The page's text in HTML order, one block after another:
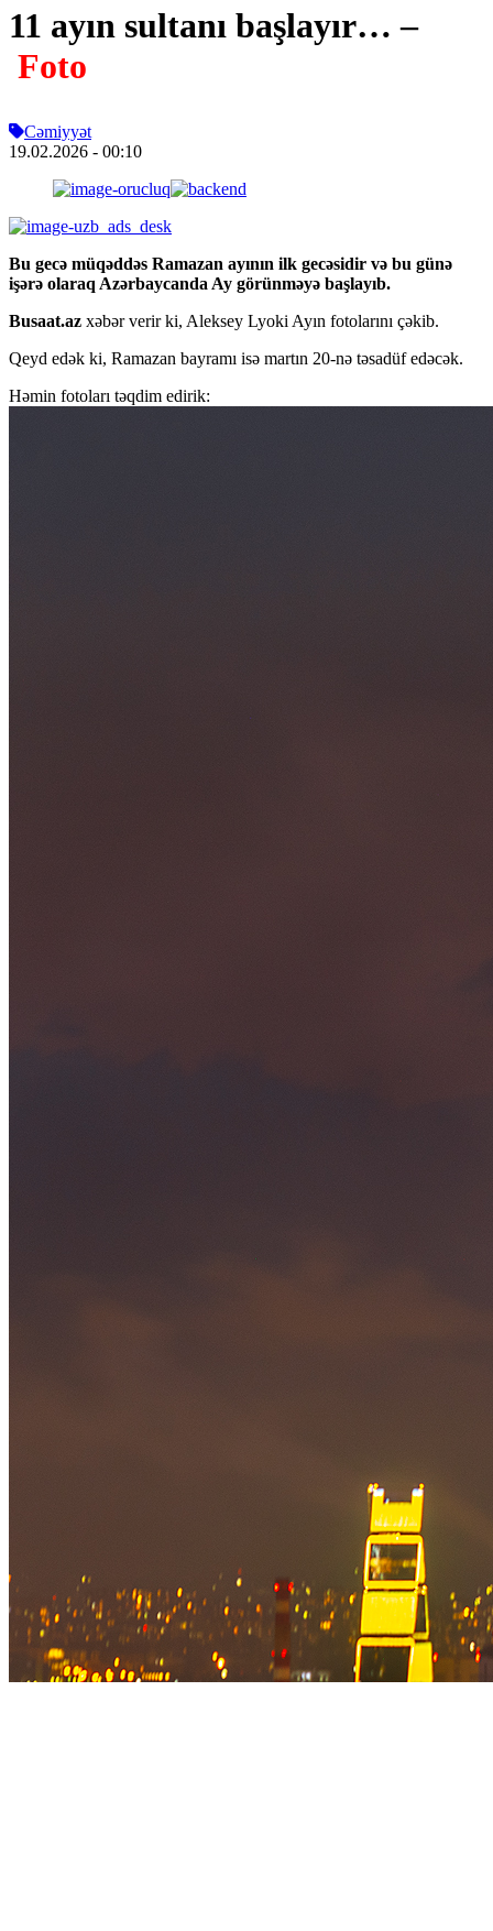
11 ayın sultanı başlayır… –
Foto
Cəmiyyət
19.02.2026 - 00:10
Bu gecə müqəddəs Ramazan ayının ilk gecəsidir və bu günə
işərə olaraq Azərbaycanda Ay görünməyə başlayıb.
Busaat.az xəbər verir ki, Aleksey Lyoki Ayın fotolarını çəkib.
Qeyd edək ki, Ramazan bayramı isə martın 20-nə təsadüf edəcək.
Həmin fotoları təqdim edirik: